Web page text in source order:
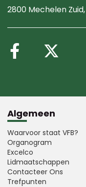
2800 Mechelen Zuid
Volg
Algemeen
Waarvoor staat VFB?
Organogram
Excelco
Lidmaatschappen
Contacteer Ons
Trefpunten